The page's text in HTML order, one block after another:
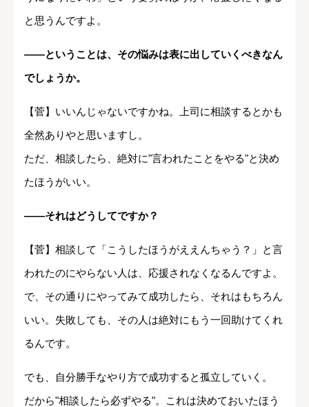
と思うんですよ。
――ということは、その悩みは表に出していくべきなん
でしょうか。
【菅】いいんじゃないですかね。上司に相談するとかも
全然ありやと思いますし。
ただ、相談したら、絶対に"言われたことをやる"と決め
たほうがいい。
――それはどうしてですか？
【菅】相談して「こうしたほうがええんちゃう？」と言
われたのにやらない人は、応援されなくなるんですよ。
で、その通りにやってみて成功したら、それはもちろん
いい。失敗しても、その人は絶対にもう一回助けてくれ
るんです。
でも、自分勝手なやり方で成功すると孤立していく。
だから"相談したら必ずやる"。これは決めておいたほう